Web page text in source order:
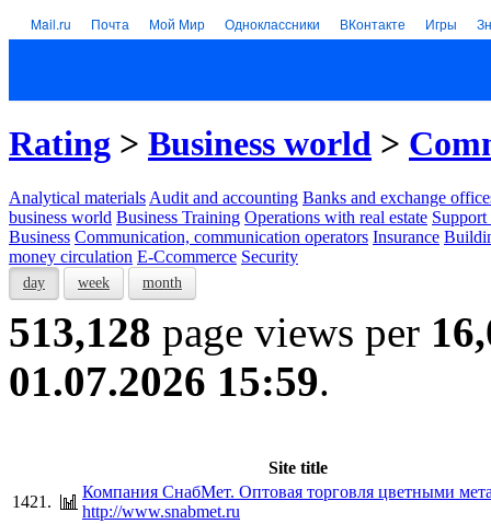
Mail.ru Почта Мой Мир Одноклассники ВКонтакте Игры
Rating > Business world >
Analytical materials Audit and accounting Banks and exchange
business world Business Training Operations with real estate Support
Business Communication, communication operators Insurance
money circulation E-Ccommerce Security
day week month
513,128 page views per
01.07.2026 15:59.
Site title
1421.
Компания СнабМет. Оптовая торговля цветными
http://www.snabmet.ru